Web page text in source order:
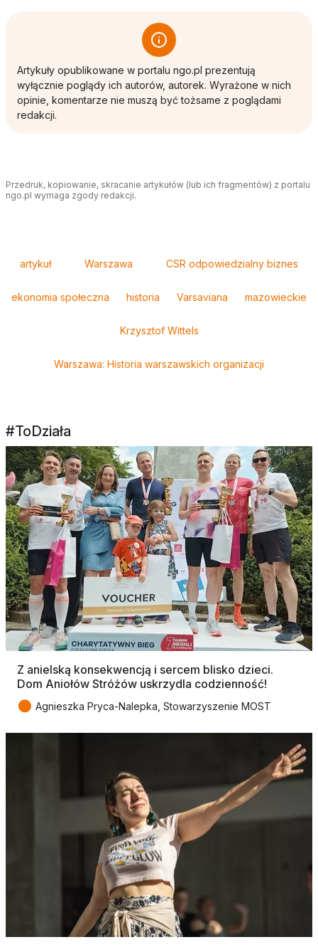
Artykuły opublikowane w portalu ngo.pl prezentują
wyłącznie poglądy ich autorów, autorek. Wyrażone w nich
opinie, komentarze nie muszą być tożsame z poglądami
redakcji.
Przedruk, kopiowanie, skracanie artykułów (lub ich fragmentów) z portalu
ngo.pl wymaga zgody redakcji.
artykuł Warszawa CSR odpowiedzialny biznes
ekonomia społeczna historia Varsaviana mazowieckie
Krzysztof Wittels
Warszawa: Historia warszawskich organizacji
#ToDziała
Z anielską konsekwencją i sercem blisko dzieci.
Dom Aniołów Stróżów uskrzydla codzienność!
● Agnieszka Pryca-Nalepka, Stowarzyszenie MOST